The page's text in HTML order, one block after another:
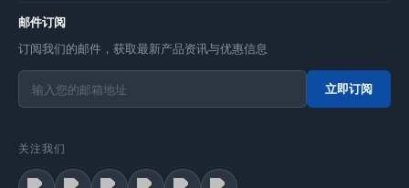
邮件订阅
订阅我们的邮件，获取最新产品资讯与优惠信息
立即订阅
关注我们